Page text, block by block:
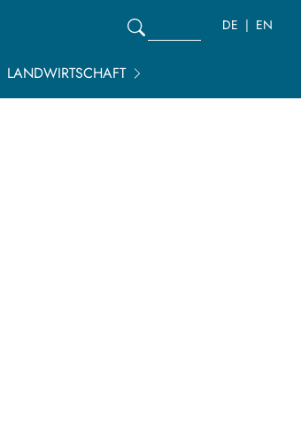
DE EN
LANDWIRTSCHAFT